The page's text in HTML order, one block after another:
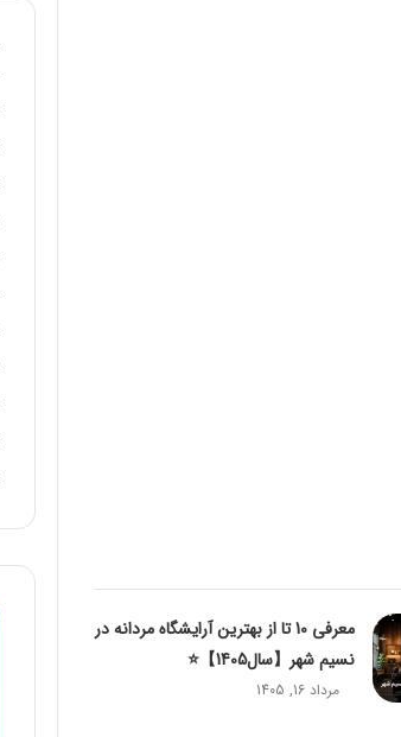
معرفی 10 تا از بهترین آرایشگاه مردانه در
نسیم شهر【سال1405】⭐
مرداد 16, 1405